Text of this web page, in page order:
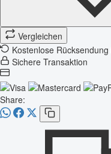
Vergleichen
Kostenlose
Sichere Transaktion
Share: